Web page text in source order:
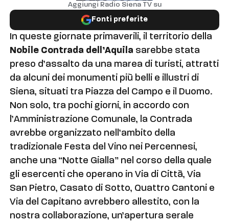
Aggiungi Radio Siena TV su
Fonti preferite
In queste giornate primaverili, il territorio della
Nobile Contrada dell’Aquila sarebbe stata
preso d’assalto da una marea di turisti, attratti
da alcuni dei monumenti più belli e illustri di
Siena, situati tra Piazza del Campo e il Duomo.
Non solo, tra pochi giorni, in accordo con
l’Amministrazione Comunale, la Contrada
avrebbe organizzato nell’ambito della
tradizionale Festa del Vino nei Percennesi,
anche una “Notte Gialla” nel corso della quale
gli esercenti che operano in Via di Città, Via
San Pietro, Casato di Sotto, Quattro Cantoni e
Via del Capitano avrebbero allestito, con la
nostra collaborazione, un’apertura serale